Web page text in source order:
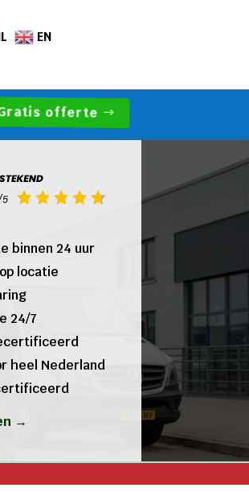
EN
offerte
binnen 24 uur
locatie
24/7
heel Nederland
→